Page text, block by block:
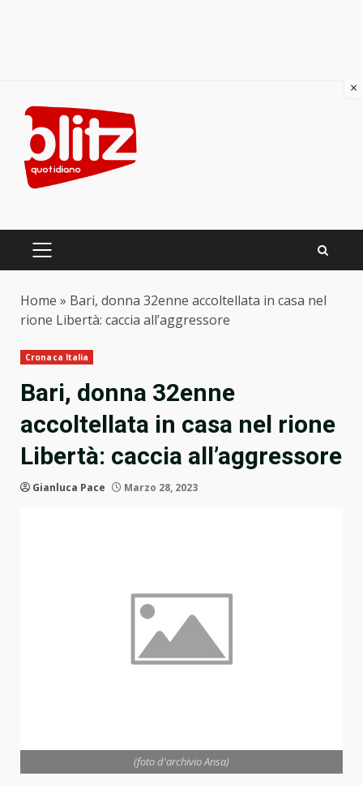
content
PRIMARY
Home » Bari, donna 32enne accoltellata in casa nel
rione Libertà: caccia all’aggressore
Cronaca Italia
Bari, donna 32enne
accoltellata in casa nel rione
Libertà: caccia all’aggressore
Gianluca Pace Marzo 28, 2023
(foto d'archivio Ansa)
×